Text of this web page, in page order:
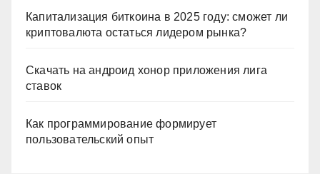
Капитализация биткоина в 2025 году: сможет ли
криптовалюта остаться лидером рынка?
Скачать на андроид хонор приложения лига
ставок
Как программирование формирует
пользовательский опыт